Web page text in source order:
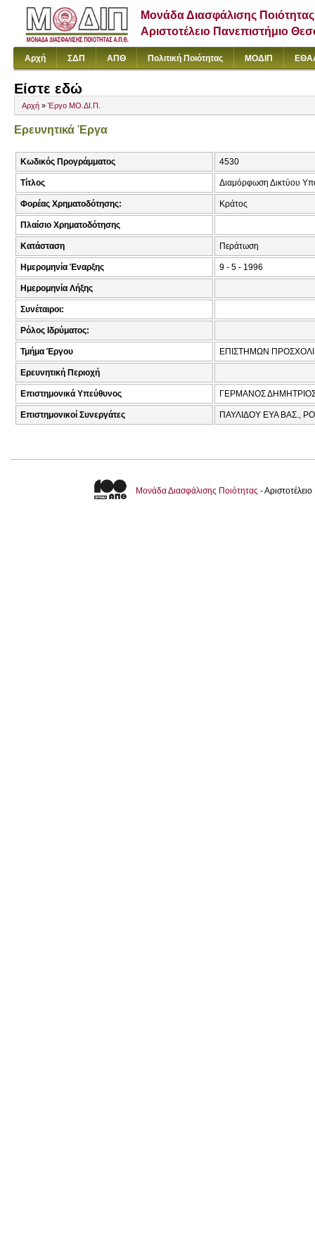
Μονάδα Διασφάλισης Ποιότητας
Αριστοτέλειο Πανεπιστήμιο
Αρχή ΣΔΠ ΑΠΘ Πολιτική Ποιότητας ΜΟΔΙΠ
Είστε εδώ
Αρχή » Έργο ΜΟ.ΔΙ.Π.
Ερευνητικά Έργα
Κωδικός Προγράμματος 4530
Τίτλος Διαμόρφωση Δικτύου
Φορέας Χρηματοδότησης: Κράτος
Πλαίσιο Χρηματοδότησης
Κατάσταση Περάτωση
Ημερομηνία Έναρξης 9 - 5 - 1996
Ημερομηνία Λήξης
Συνέταιροι:
Ρόλος Ιδρύματος:
Τμήμα Έργου ΕΠΙΣΤΗΜΩΝ
Ερευνητική Περιοχή
Επιστημονικά Υπεύθυνος ΓΕΡΜΑΝΟΣ
Επιστημονικοί Συνεργάτες ΠΑΥΛΙΔΟΥ ΕΥΑ ΒΑΣ.,
Μονάδα Διασφάλισης Ποιότητας -